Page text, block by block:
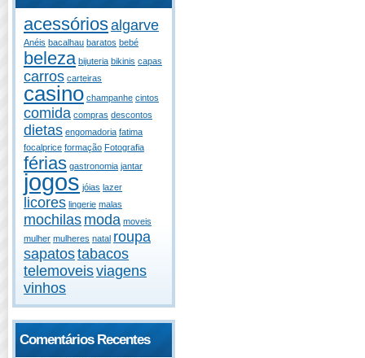
acessóriosalgarve
Anéis bacalhau baratos bebé
beleza bijuteria bikinis capas
carros carteiras
casino champanhe cintos
comida compras descontos
dietas engomadoria fatima
focalprice formação Fotografia
férias gastronomia jantar
jogos jóias lazer
licores lingerie malas
mochilas moda moveis
mulher mulheres natal roupa
sapatostabacos
telemoveisviagens
vinhos
Comentários Recentes